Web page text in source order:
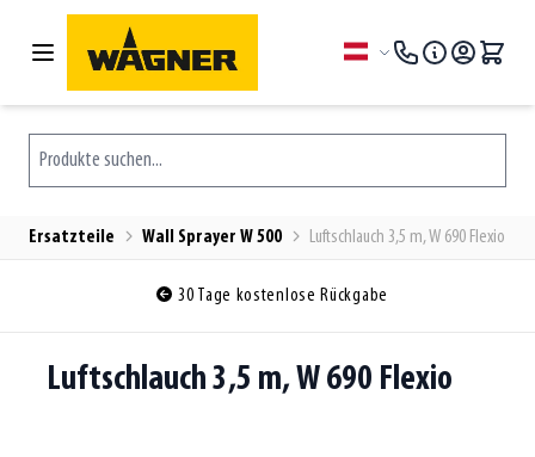
Zum Inhalt springen
Sprache
Produkte suchen...
Ersatzteile Wall Sprayer W 500 Luftschlauch 3,5 m, W 690 Flexio
30 Tage kostenlose Rückgabe
Luftschlauch 3,5 m, W 690 Flexio